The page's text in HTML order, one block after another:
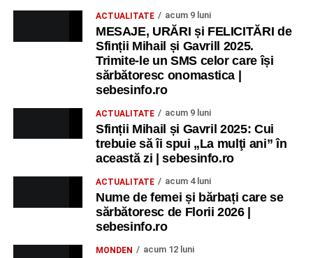
ACTUALITATE acum 9 luni
MESAJE, URĂRI și FELICITĂRI de
Sfinții Mihail și Gavrill 2025.
Trimite-le un SMS celor care își
sărbătoresc onomastica |
sebesinfo.ro
ACTUALITATE acum 9 luni
Sfinții Mihail și Gavril 2025: Cui
trebuie să îi spui „La mulţi ani” în
această zi | sebesinfo.ro
ACTUALITATE acum 4 luni
Nume de femei și bărbați care se
sărbătoresc de Florii 2026 |
sebesinfo.ro
MONDEN acum 12 luni